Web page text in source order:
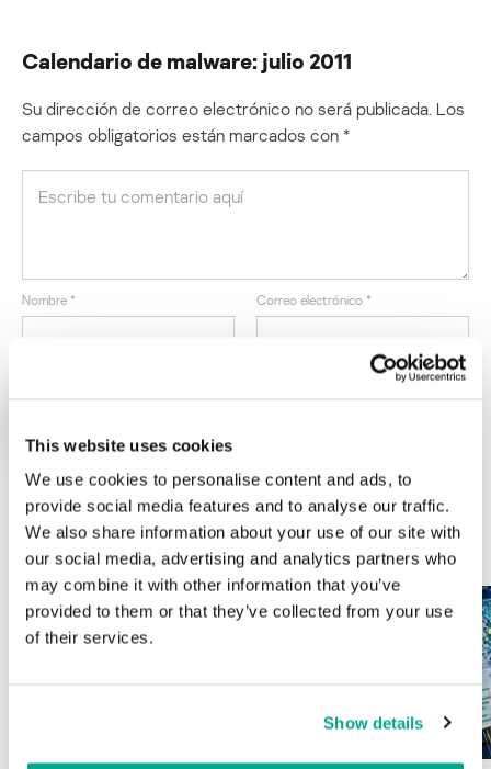
This website uses cookies
We use cookies to personalise content and ads, to
provide social media features and to analyse our traffic.
We also share information about your use of our site with
our social media, advertising and analytics partners who
may combine it with other information that you’ve
provided to them or that they’ve collected from your use
of their services.
Show details
Calendario de malware: julio 2011
Su dirección de correo electrónico no será publicada. Los
campos obligatorios están marcados con *
Nombre * Correo electrónico *
ÚLTIMAS PUBLICACIONES